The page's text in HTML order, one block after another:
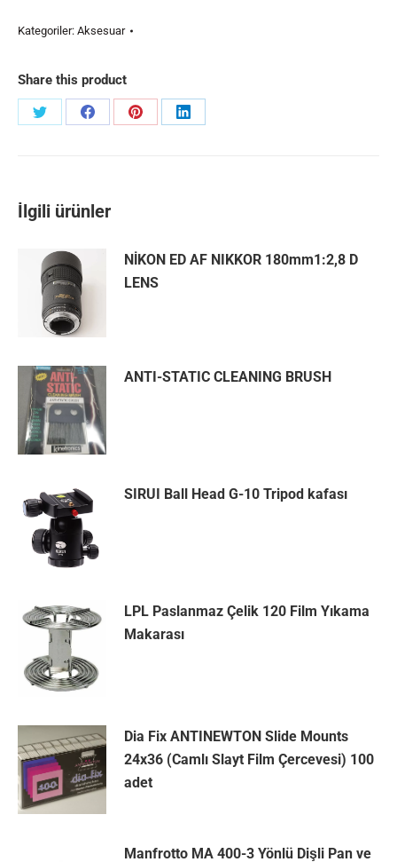
Kategoriler: Aksesuar
Share this product
Share
Share
Share
Share
İlgili ürünler
NİKON ED AF NIKKOR 180mm1:2,8 D
LENS
ANTI-STATIC CLEANING BRUSH
SIRUI Ball Head G-10 Tripod kafası
LPL Paslanmaz Çelik 120 Film Yıkama
Makarası
Dia Fix ANTINEWTON Slide Mounts
24x36 (Camlı Slayt Film Çercevesi) 100
adet
Manfrotto MA 400-3 Yönlü Dişli Pan ve